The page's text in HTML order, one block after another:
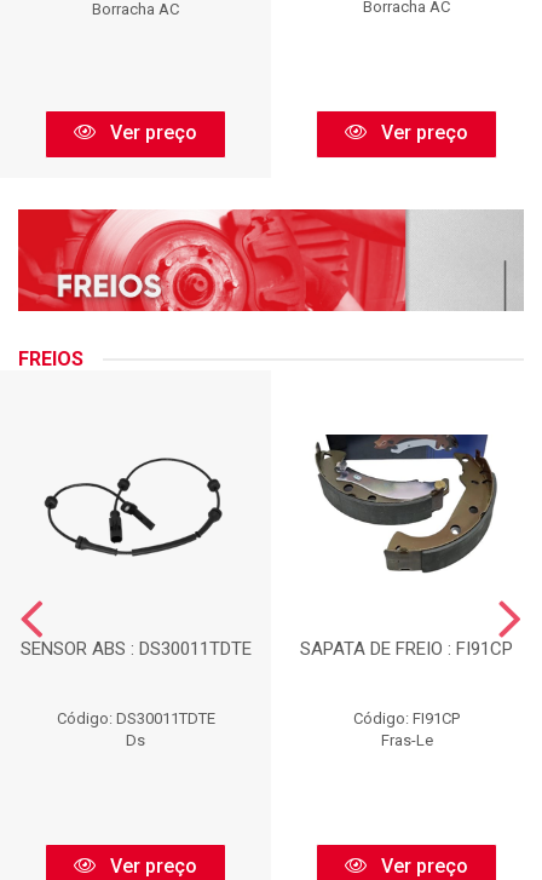
Borracha AC
Ver preço
Borracha AC
Ver preço
FREIOS
SENSOR ABS : DS30011TDTE
Código: DS30011TDTE
Ds
Ver preço
SAPATA DE FREIO : FI91CP
Código: FI91CP
Fras-Le
Ver preço